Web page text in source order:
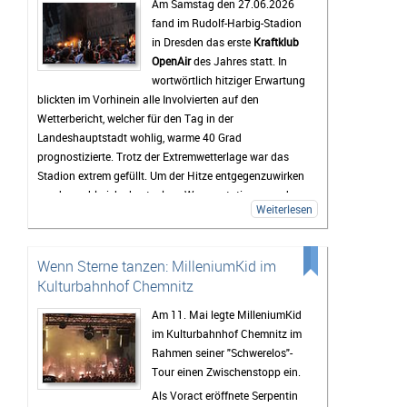
Bis zum Festival dauert es zwar noch etwas, doch die
Vorfreude wächst mit jedem Tag. Viele Tickets sind
bereits verkauft und die Erwartungen an das
Wochenende sind entsprechend hoch. Wenn das
Wetter mitspielt und die Stimmung so gut wird wie in
den vergangenen Jahren, dürfte das Highfield Festival
2026 wieder zu den Höhepunkten des Festivalsommers
gehören.
Am Samstag den 27.06.2026
fand im Rudolf-Harbig-Stadion
in Dresden das erste Kraftklub
OpenAirdes Jahres statt. In
wortwörtlich hitziger Erwartung
blickten im Vorhinein alle Involvierten auf den
Wetterbericht, welcher für den Tag in der
Landeshauptstadt wohlig, warme 40 Grad
prognostizierte. Trotz der Extremwetterlage war das
Stadion extrem gefüllt. Um der Hitze entgegenzuwirken
wurden zahlreiche kostenlose Wasserstationen und -
sprinkler installiert, Rettungsdecken ausgegeben und
das Wasser an den Verkaufsständen um 20% reduziert.
zahlreichen Rettungskräfte direkt vor Ort.
Als erster Voract startete der Rapper
welcher mit Sommerkleid und Wassereis die passende
musikalische Untermalung für den sich langsam
nähernden und damit Abkühlung versprechenden
Sonnenuntergang lieferte. Mit seinen 17 Jahren und
seinem FeaturegastKid Kapri
konnte er die Fans, die
Weiterlesen
Wenn Sterne tanzen: MilleniumKid im
Kulturbahnhof Chemnitz
Am 11. Mai legte MilleniumKid
im Kulturbahnhof Chemnitz im
Rahmen seiner "Schwerelos"-
Tour einen Zwischenstopp ein.
Als Voract eröffnete Serpentin